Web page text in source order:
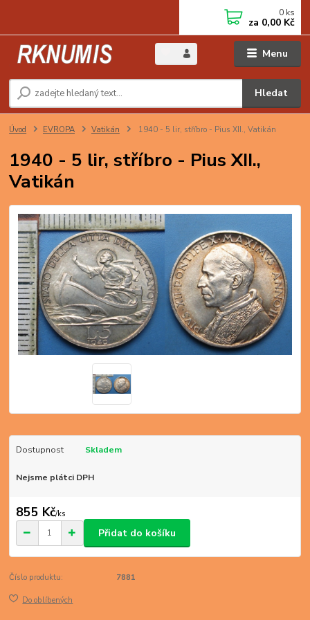
Menu
Hledat
0 ks
za 0,00 Kč
Úvod EVROPA Vatikán 1940 - 5 lir, stříbro - Pius XII., Vatikán
1940 - 5 lir, stříbro - Pius XII.,
Vatikán
Dostupnost Skladem
Nejsme plátci DPH
855 Kč/ks
Přidat do košíku
Číslo produktu: 7881
Do oblíbených